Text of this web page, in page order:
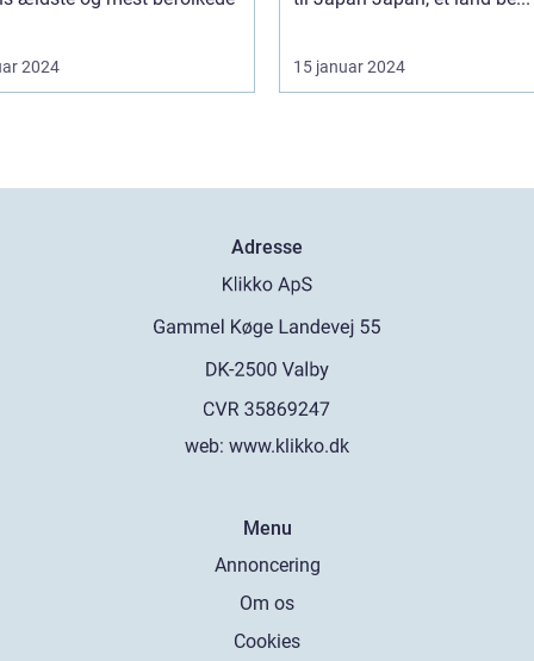
2024 15 januar 2024
Adresse
web: www.klikko.dk
Menu
Annoncering
Om os
Cookies